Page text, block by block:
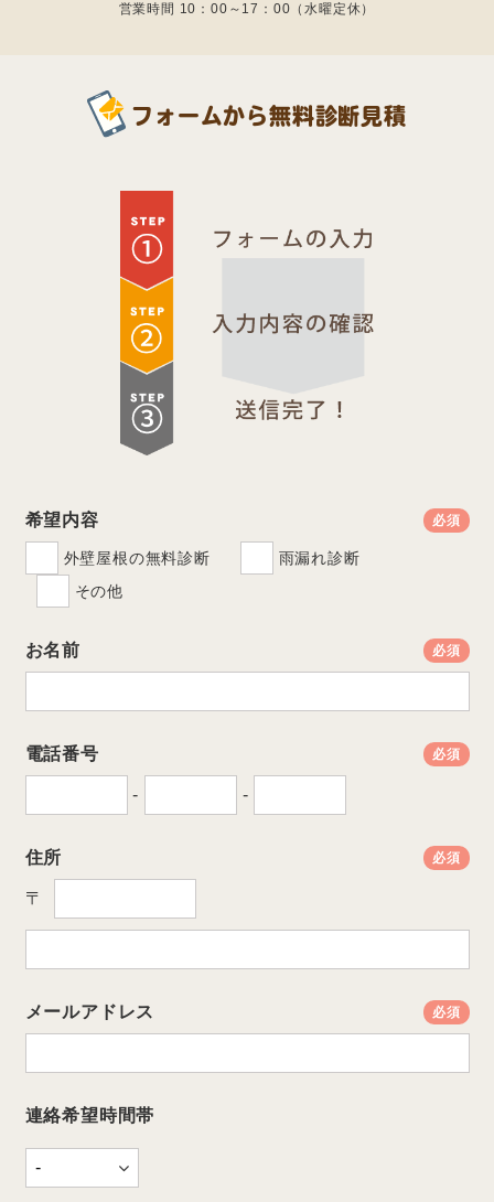
営業時間 10：00～17：00（水曜定休）
フォームから無料診断見積
希望内容 必須
外壁屋根の無料診断
雨漏れ診断
その他
お名前 必須
電話番号 必須
- -
住所 必須
〒
メールアドレス 必須
連絡希望時間帯